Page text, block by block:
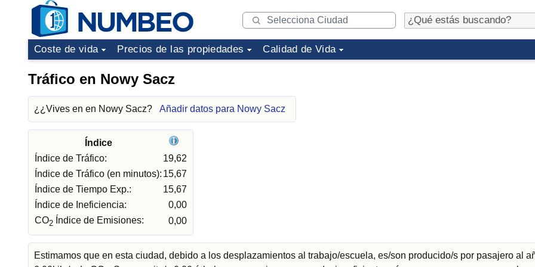
Coste de vida Precios de las propiedades Calidad de Vida
Tráfico en Nowy Sacz
¿¿Vives en en Nowy Sacz? Añadir datos para Nowy Sacz
Índice
Índice de Tráfico:
19,62
Índice de Tráfico (en minutos): 15,67
Índice de Tiempo Exp.:
15,67
Índice de Ineficiencia:
0,00
CO2 Índice de Emisiones: 0,00
Estimamos que en esta ciudad, debido a los desplazamientos al trabajo/escuela, es/son producido/s por pasajero al